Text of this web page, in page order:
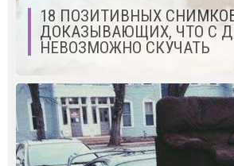
18 ПОЗИТИВНЫХ
ДОКАЗЫВАЮЩИХ, ЧТО С
НЕВОЗМОЖНО СКУЧАТЬ